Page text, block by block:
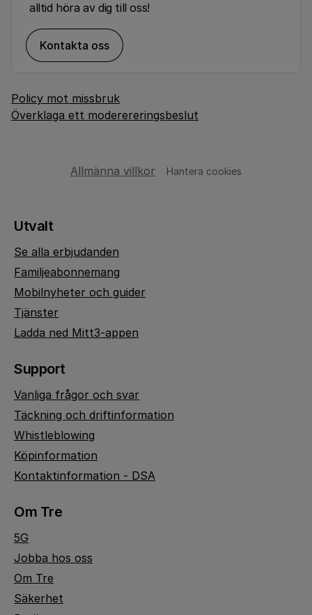
alltid höra av dig till oss!
Kontakta oss
Policy mot missbruk
Överklaga ett moderereringsbeslut
Allmänna villkor Hantera cookies
Utvalt
Se alla erbjudanden
Familjeabonnemang
Mobilnyheter och guider
Tjänster
Ladda ned Mitt3-appen
Support
Vanliga frågor och svar
Täckning och driftinformation
Whistleblowing
Köpinformation
Kontaktinformation - DSA
Om Tre
5G
Jobba hos oss
Om Tre
Säkerhet